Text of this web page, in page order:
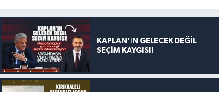
KAPLAN’IN GELECEK DEĞİL
SEÇİM KAYGISI!